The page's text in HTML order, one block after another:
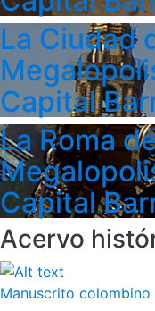
La Ciudad
Capital
La Roma
Capital
Acervo
Manuscrito colombino